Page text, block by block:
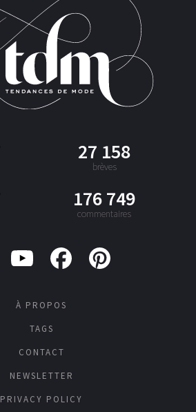
27 158
brèves
176 749
commentaires
À PROPOS
TAGS
CONTACT
NEWSLETTER
PRIVACY POLICY